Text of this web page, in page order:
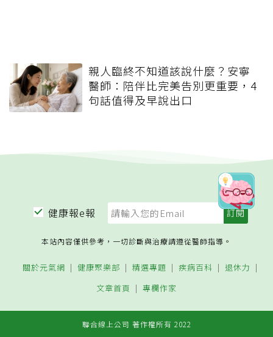
親人臨終不知道該說什麼？安寧
醫師：陪伴比完美告別更重要，4
句話值得及早說出口
健康報e報
本站內容僅供參考，一切診斷與治療請遵從醫師指導。
關於元氣網 健康聚樂部 精選專題 疾病百科
退休力
文章首頁
專欄作家
聯合線上公司 著作權所有 2022